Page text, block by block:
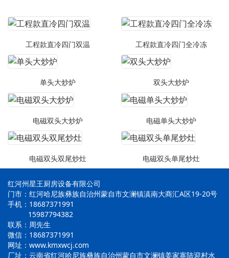
工程款直冷四门双温 工程款直冷四门全冷冻
单头大炒炉 双头大炒炉
电磁双头大炒炉 电磁单头大炒炉
电磁双头双尾炒灶 电磁双头单尾炒灶
红河州星王厨房设备有限公司
门市：红河哈尼族彝族自治州蒙自市文澜镇滇南大商汇A区19-20号
手机：18687371991
15987794382
联系：周先生
微信：18687371991
网址：www.kmxwcj.com
厂址：云南省红河哈尼族彝族自治州蒙自市文澜镇姜家寨陆迎村水